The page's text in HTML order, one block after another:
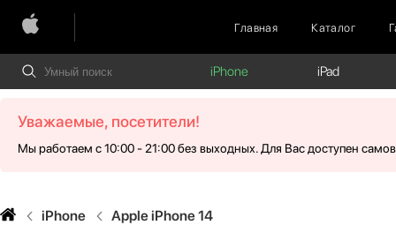
Главная Каталог
iPhone iPad
Уважаемые, посетители!
Мы работаем с 10:00 - 21:00 без выходных. Для Вас доступен
iPhone Apple iPhone 14